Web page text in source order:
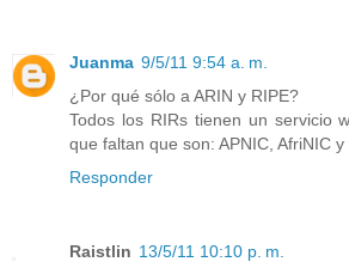
Juanma 9/5/11 9:54 a. m.
¿Por qué sólo a ARIN y RIPE?
Todos los RIRs tienen un servicio
que faltan que son: APNIC, AfriNIC y
Responder
Raistlin 13/5/11 10:10 p. m.